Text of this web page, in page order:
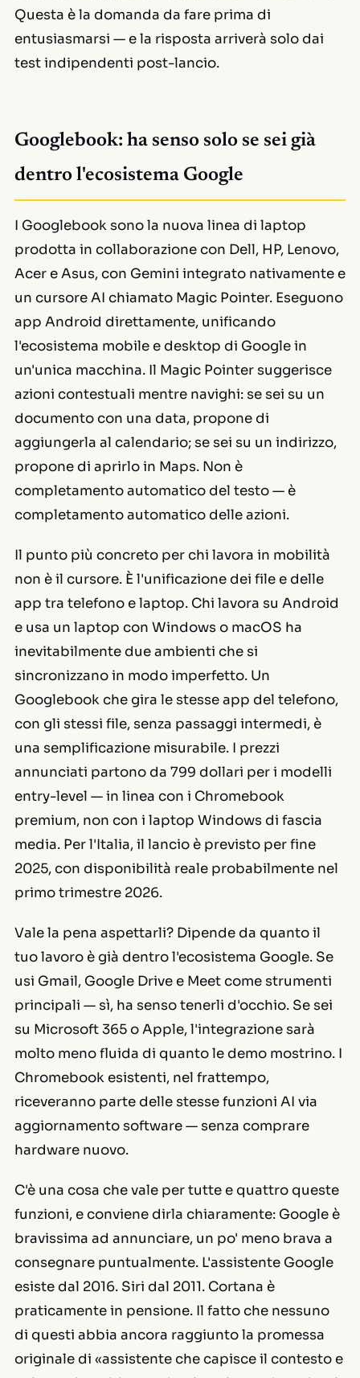
Questa è la domanda da fare prima di
entusiasmarsi — e la risposta arriverà solo dai
test indipendenti post-lancio.
Googlebook: ha senso solo se sei già
dentro l'ecosistema Google
I Googlebook sono la nuova linea di laptop
prodotta in collaborazione con Dell, HP, Lenovo,
Acer e Asus, con Gemini integrato nativamente e
un cursore AI chiamato Magic Pointer. Eseguono
app Android direttamente, unificando
l'ecosistema mobile e desktop di Google in
un'unica macchina. Il Magic Pointer suggerisce
azioni contestuali mentre navighi: se sei su un
documento con una data, propone di
aggiungerla al calendario; se sei su un indirizzo,
propone di aprirlo in Maps. Non è
completamento automatico del testo — è
completamento automatico delle azioni.
Il punto più concreto per chi lavora in mobilità
non è il cursore. È l'unificazione dei file e delle
app tra telefono e laptop. Chi lavora su Android
e usa un laptop con Windows o macOS ha
inevitabilmente due ambienti che si
sincronizzano in modo imperfetto. Un
Googlebook che gira le stesse app del telefono,
con gli stessi file, senza passaggi intermedi, è
una semplificazione misurabile. I prezzi
annunciati partono da 799 dollari per i modelli
entry-level — in linea con i Chromebook
premium, non con i laptop Windows di fascia
media. Per l'Italia, il lancio è previsto per fine
2025, con disponibilità reale probabilmente nel
primo trimestre 2026.
Vale la pena aspettarli? Dipende da quanto il
tuo lavoro è già dentro l'ecosistema Google. Se
usi Gmail, Google Drive e Meet come strumenti
principali — sì, ha senso tenerli d'occhio. Se sei
su Microsoft 365 o Apple, l'integrazione sarà
molto meno fluida di quanto le demo mostrino. I
Chromebook esistenti, nel frattempo,
riceveranno parte delle stesse funzioni AI via
aggiornamento software — senza comprare
hardware nuovo.
C'è una cosa che vale per tutte e quattro queste
funzioni, e conviene dirla chiaramente: Google è
bravissima ad annunciare, un po' meno brava a
consegnare puntualmente. L'assistente Google
esiste dal 2016. Siri dal 2011. Cortana è
praticamente in pensione. Il fatto che nessuno
di questi abbia ancora raggiunto la promessa
originale di «assistente che capisce il contesto e